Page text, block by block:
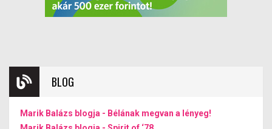
BLOG
Marik Balázs blogja - Bélának megvan a lényeg!